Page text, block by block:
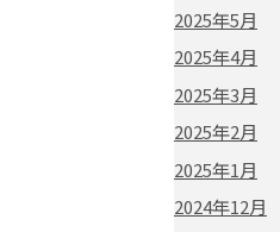
2025年5月
2025年4月
2025年3月
2025年2月
2025年1月
2024年12月